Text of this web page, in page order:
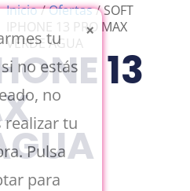
Inicio/Ofertas/ SOFT
IPHONE 13 PRO MAX
VERDE AGUA
13
×
tu
no estás
no
realizar tu
Pulsa
para